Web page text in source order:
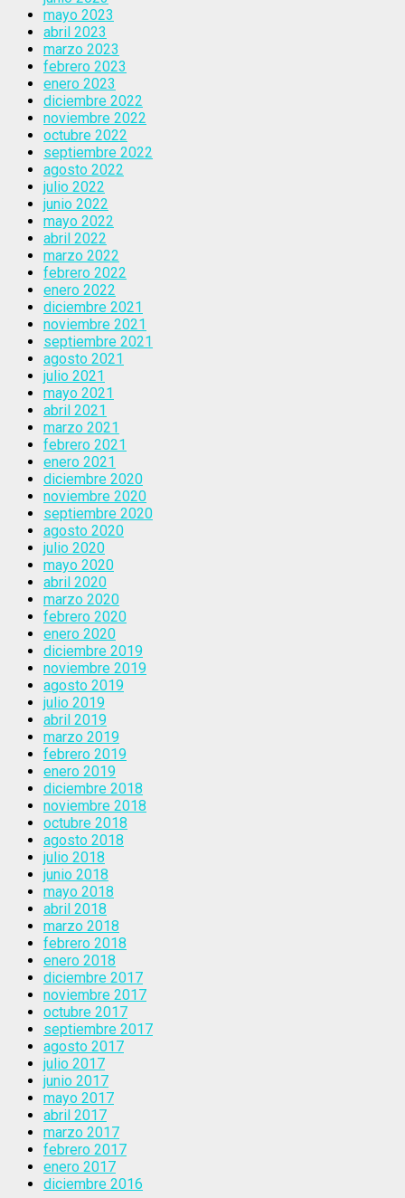
mayo 2023
abril 2023
marzo 2023
febrero 2023
enero 2023
diciembre 2022
noviembre 2022
octubre 2022
septiembre 2022
agosto 2022
julio 2022
junio 2022
mayo 2022
abril 2022
marzo 2022
febrero 2022
enero 2022
diciembre 2021
noviembre 2021
septiembre 2021
agosto 2021
julio 2021
mayo 2021
abril 2021
marzo 2021
febrero 2021
enero 2021
diciembre 2020
noviembre 2020
septiembre 2020
agosto 2020
julio 2020
mayo 2020
abril 2020
marzo 2020
febrero 2020
enero 2020
diciembre 2019
noviembre 2019
agosto 2019
julio 2019
abril 2019
marzo 2019
febrero 2019
enero 2019
diciembre 2018
noviembre 2018
octubre 2018
agosto 2018
julio 2018
junio 2018
mayo 2018
abril 2018
marzo 2018
febrero 2018
enero 2018
diciembre 2017
noviembre 2017
octubre 2017
septiembre 2017
agosto 2017
julio 2017
junio 2017
mayo 2017
abril 2017
marzo 2017
febrero 2017
enero 2017
diciembre 2016